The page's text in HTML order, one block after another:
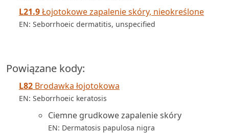
L21.9Łojotokowe zapalenie skóry, nieokreślone
EN: Seborrhoeic dermatitis, unspecified
Powiązane kody:
L82 Brodawka łojotokowa
EN: Seborrhoeic keratosis
Ciemne grudkowe zapalenie skóry
EN: Dermatosis papulosa nigra